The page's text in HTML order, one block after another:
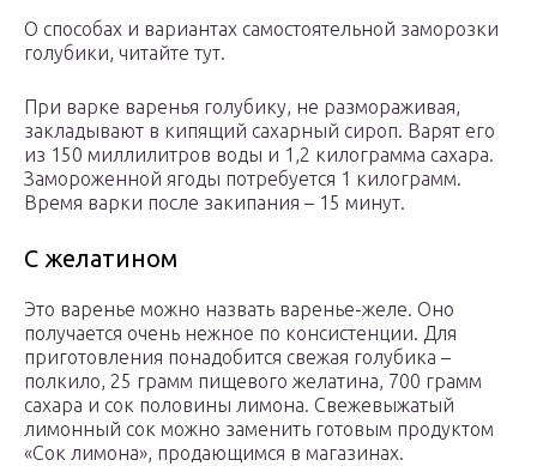
О способах и вариантах самостоятельной заморозки
голубики, читайте тут.
При варке варенья голубику, не размораживая,
закладывают в кипящий сахарный сироп. Варят его
из 150 миллилитров воды и 1,2 килограмма сахара.
Замороженной ягоды потребуется 1 килограмм.
Время варки после закипания – 15 минут.
С желатином
Это варенье можно назвать варенье-желе. Оно
получается очень нежное по консистенции. Для
приготовления понадобится свежая голубика –
полкило, 25 грамм пищевого желатина, 700 грамм
сахара и сок половины лимона. Свежевыжатый
лимонный сок можно заменить готовым продуктом
«Сок лимона», продающимся в магазинах.